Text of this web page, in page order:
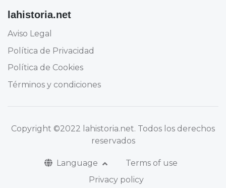
lahistoria.net
Aviso Legal
Política de Privacidad
Política de Cookies
Términos y condiciones
Copyright ©2022 lahistoria.net. Todos los derechos
reservados
Language
Terms of use
Privacy policy